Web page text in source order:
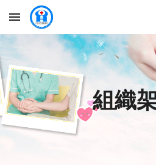
Skip to main content
組織